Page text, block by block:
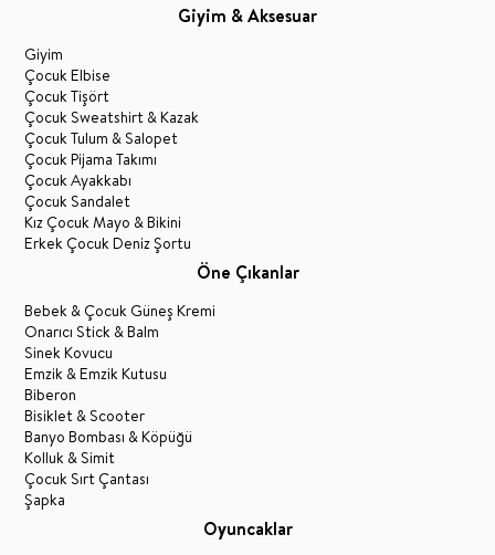
Giyim & Aksesuar
Giyim
Çocuk Elbise
Çocuk Tişört
Çocuk Sweatshirt & Kazak
Çocuk Tulum & Salopet
Çocuk Pijama Takımı
Çocuk Ayakkabı
Çocuk Sandalet
Kız Çocuk Mayo & Bikini
Erkek Çocuk Deniz Şortu
Öne Çıkanlar
Bebek & Çocuk Güneş Kremi
Onarıcı Stick & Balm
Sinek Kovucu
Emzik & Emzik Kutusu
Biberon
Bisiklet & Scooter
Banyo Bombası & Köpüğü
Kolluk & Simit
Çocuk Sırt Çantası
Şapka
Oyuncaklar